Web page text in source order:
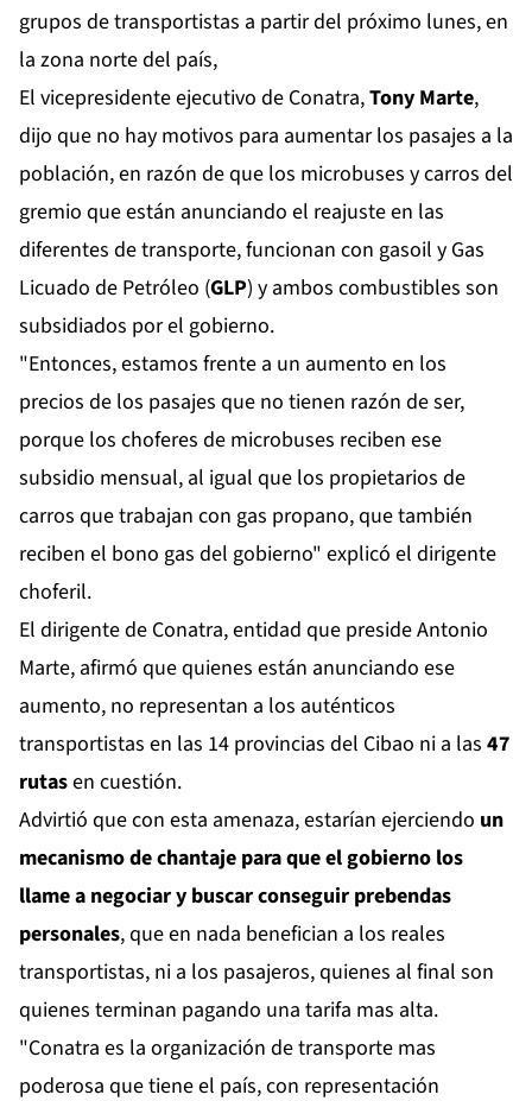
grupos de transportistas a partir del próximo lunes, en
la zona norte del país,
El vicepresidente ejecutivo de Conatra,Tony Marte,
dijo que no hay motivos para aumentar los pasajes a la
población, en razón de que los microbuses y carros del
gremio que están anunciando el reajuste en las
diferentes de transporte, funcionan con gasoil y Gas
Licuado de Petróleo (GLP) y ambos combustibles son
subsidiados por el gobierno.
"Entonces, estamos frente a un aumento en los
precios de los pasajes que no tienen razón de ser,
porque los choferes de microbuses reciben ese
subsidio mensual, al igual que los propietarios de
carros que trabajan con gas propano, que también
reciben el bono gas del gobierno" explicó el dirigente
choferil.
El dirigente de Conatra, entidad que preside Antonio
Marte, afirmó que quienes están anunciando ese
aumento, no representan a los auténticos
transportistas en las 14 provincias del Cibao ni a las 47
rutasen cuestión.
Advirtió que con esta amenaza, estarían ejerciendo un
mecanismo de chantaje para que el gobierno los
llame a negociar y buscar conseguir prebendas
personales, que en nada benefician a los reales
transportistas, ni a los pasajeros, quienes al final son
quienes terminan pagando una tarifa mas alta.
"Conatra es la organización de transporte mas
poderosa que tiene el país, con representación